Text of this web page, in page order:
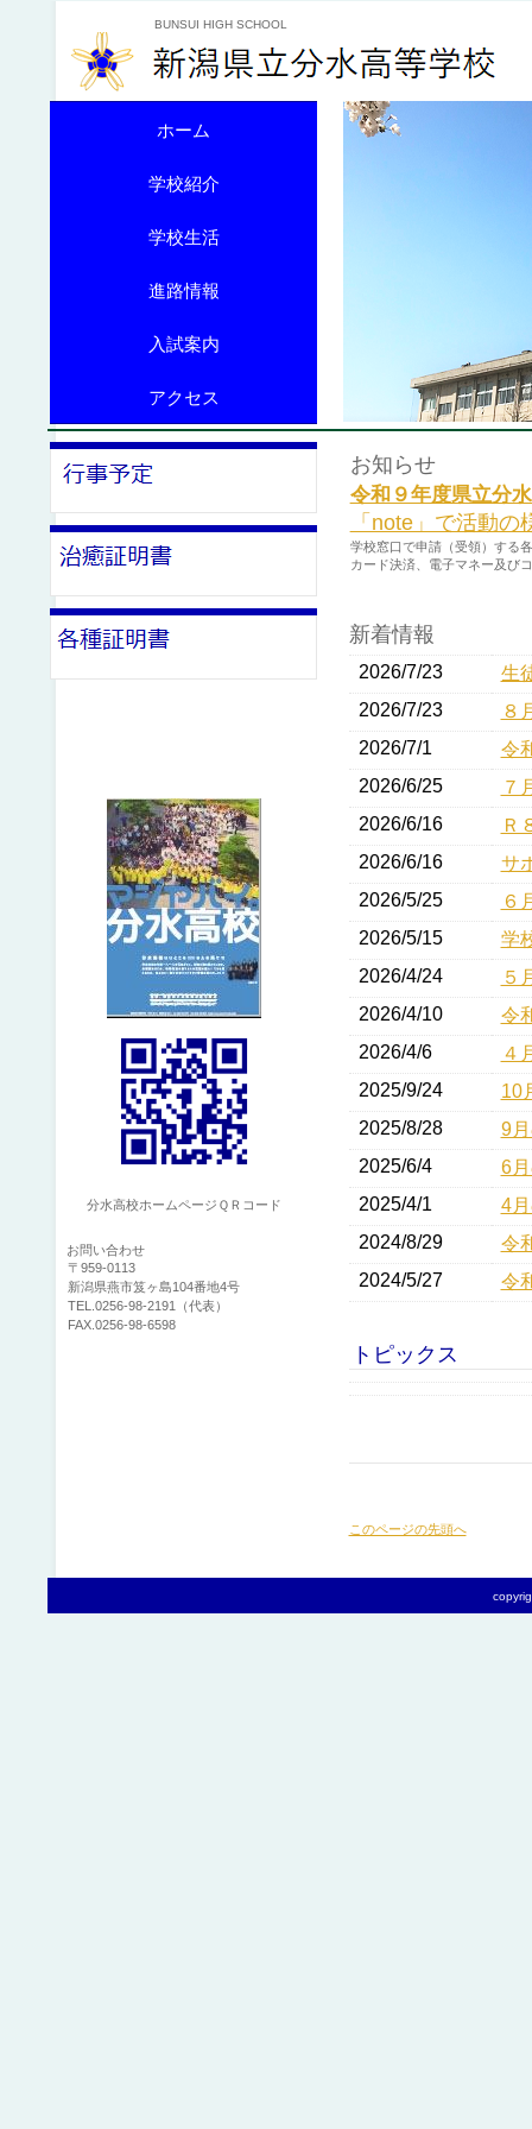
BUNSUI HIGH SCHOOL
お知らせ
令和９年度県立分
「note」で活動
学校窓口で申請（受領）する
カード決済、電子マネー及び
新着情報
2026/7/23
生
2026/7/23
８
2026/7/1
令
2026/6/25
７
2026/6/16
Ｒ
2026/6/16
サ
2026/5/25
６
2026/5/15
学
2026/4/24
５
2026/4/10
令
2026/4/6
４
2025/9/24
10
2025/8/28
9
2025/6/4
6
2025/4/1
4
2024/8/29
令
2024/5/27
令
トピックス
このページの先頭へ
ホーム
学校紹介
学校生活
進路情報
入試案内
アクセス
分水高校ホームページＱＲコード
お問い合わせ
〒959-0113
新潟県燕市笈ヶ島104番地4号
TEL.0256-98-2191（代表）
FAX.0256-98-6598